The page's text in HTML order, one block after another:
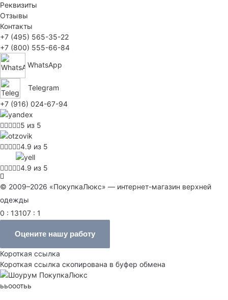
Реквизиты
Отзывы
Контакты
+7 (495) 565-35-22
+7 (800) 555-66-84
WhatsApp
Telegram
+7 (916) 024-67-94
5 из 5
4.9 из 5
4.9 из 5
© 2009–2026 «ПокупкаЛюкс» — интернет-магазин верхней
одежды
0 : 13107 : 1
Оцените нашу работу
Короткая ссылка
Короткая ссылка скопирована в буфер обмена
ььооотьь